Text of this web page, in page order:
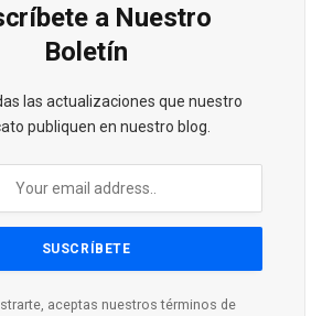
a Nuestro
Boletín
las actualizaciones que nuestro
publiquen en nuestro blog.
aceptas nuestros términos de